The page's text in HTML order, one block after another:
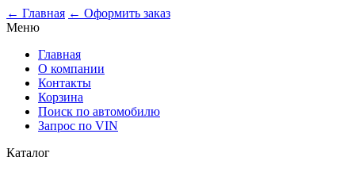
← Главная ← Оформить заказ
Меню
Главная
О компании
Контакты
Корзина
Поиск по автомобилю
Запрос по VIN
Каталог